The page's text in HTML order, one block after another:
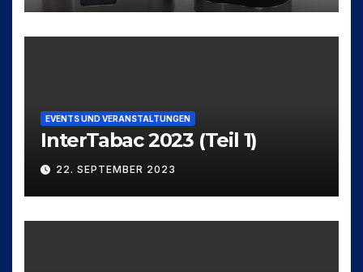
EVENTS UND VERANSTALTUNGEN
InterTabac 2023 (Teil 1)
22. SEPTEMBER 2023